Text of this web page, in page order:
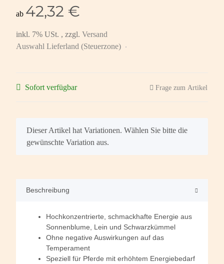
ab 42,32 €
inkl. 7% USt. , zzgl. Versand
Auswahl Lieferland (Steuerzone)
Sofort verfügbar Frage zum Artikel
x
Dieser Artikel hat Variationen. Wählen Sie bitte die
gewünschte Variation aus.
Beschreibung
Hochkonzentrierte, schmackhafte Energie aus
Sonnenblume, Lein und Schwarzkümmel
Ohne negative Auswirkungen auf das
Temperament
Speziell für Pferde mit erhöhtem Energiebedarf